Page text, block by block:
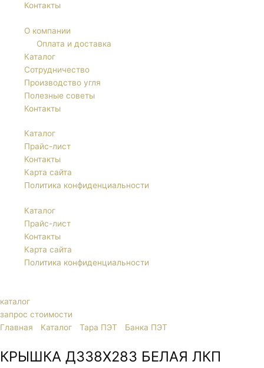
Контакты
О компании
Оплата и доставка
Каталог
Сотрудничество
Производство угля
Полезные советы
Контакты
Каталог
Прайс-лист
Контакты
Карта сайта
Политика конфиденциальности
Каталог
Прайс-лист
Контакты
Карта сайта
Политика конфиденциальности
каталог
запрос стоимости
Главная
Каталог Тара ПЭТ Банка ПЭТ
КРЫШКА Д338Х283 БЕЛАЯ ЛКП